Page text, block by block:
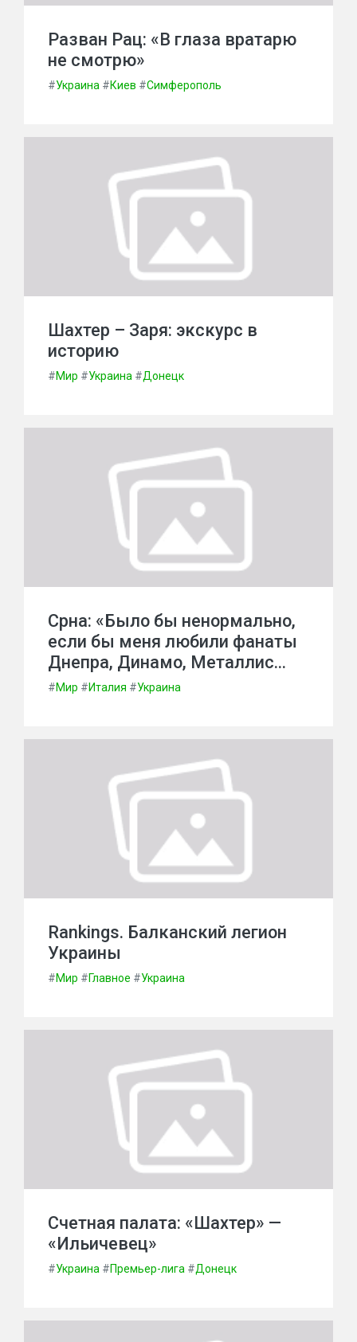
Разван Рац: «В глаза вратарю
не смотрю»
#Украина #Киев #Симферополь
Шахтер – Заря: экскурс в
историю
#Мир #Украина #Донецк
Срна: «Было бы ненормально,
если бы меня любили фанаты
Днепра, Динамо, Металлис…
#Мир #Италия #Украина
Rankings. Балканский легион
Украины
#Мир #Главное #Украина
Счетная палата: «Шахтер» —
«Ильичевец»
#Украина #Премьер-лига #Донецк